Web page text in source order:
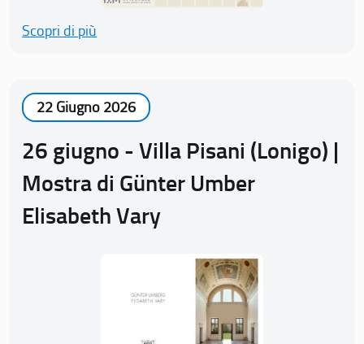
Scopri di più
22 Giugno 2026
26 giugno - Villa Pisani (Lonigo) |
Mostra di Günter Umber
Elisabeth Vary